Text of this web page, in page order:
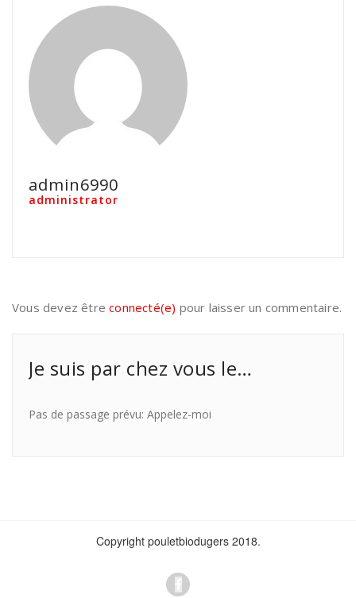
admin6990
administrator
Vous devez êtreconnecté(e) pour laisser un commentaire.
Je suis par chez vous le…
Pas de passage prévu: Appelez-moi
Copyright pouletbiodugers 2018.